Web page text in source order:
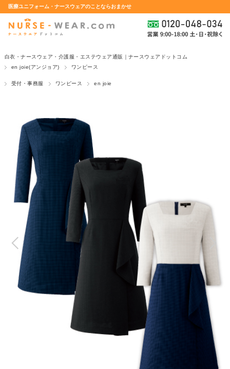
医療ユニフォーム・ナースウェアのことならおまかせ
白衣・ナースウェア・介護服・エステウェア通販｜ナースウェアドットコム
en joie(アンジョア)
ワンピース
受付・事務服 ワンピース en joie